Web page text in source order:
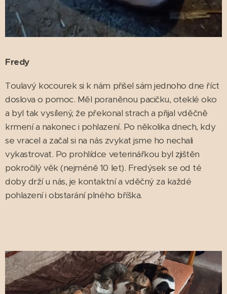
Fredy
Toulavý kocourek si k nám přišel sám jednoho dne říct
doslova o pomoc. Měl poraněnou pacičku, oteklé oko
a byl tak vysílený, že překonal strach a přijal vděčně
krmení a nakonec i pohlazení. Po několika dnech, kdy
se vracel a začal si na nás zvykat jsme ho nechali
vykastrovat. Po prohlídce veterinářkou byl zjištěn
pokročilý věk (nejméně 10 let). Fredýsek se od té
doby drží u nás, je kontaktní a vděčný za každé
pohlazení i obstarání plného bříška.